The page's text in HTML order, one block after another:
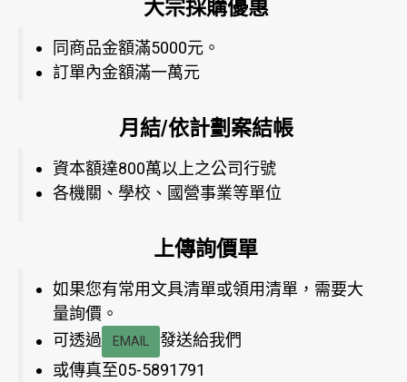
大宗採購優惠
同商品金額滿5000元。
訂單內金額滿一萬元
月結/依計劃案結帳
資本額達800萬以上之公司行號
各機關、學校、國營事業等單位
上傳詢價單
如果您有常用文具清單或領用清單，需要大
量詢價。
可透過
EMAIL
發送給我們
或傳真至05-5891791